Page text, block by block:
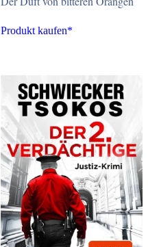
Produkt kaufen*